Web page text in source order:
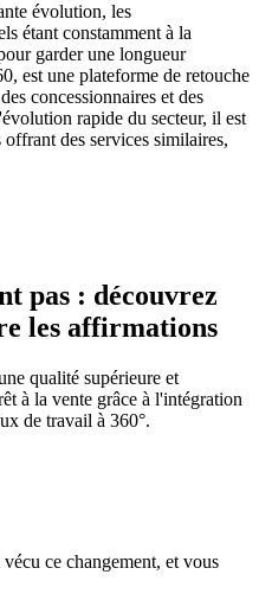
évolution, les
étant constamment à la
garder une longueur
est une plateforme de retouche
concessionnaires et des
rapide du secteur, il est
des services similaires,
pas : découvrez
les affirmations
qualité supérieure et
à la vente grâce à l'intégration
de travail à 360°.
ce changement, et vous